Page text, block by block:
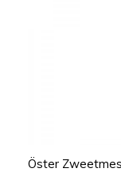
Öster Zweetmes